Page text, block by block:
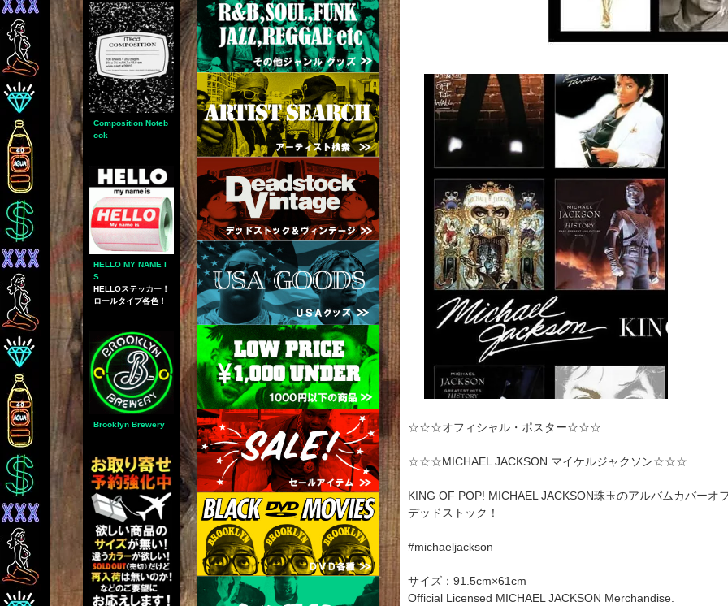
Composition Noteb
ook
HELLO MY NAME I
S
HELLOステッカー！
ロールタイプ各色！
Brooklyn Brewery ☆☆☆オフィシャル・ポスター☆☆☆
☆☆☆MICHAEL JACKSON マイケルジャクソン☆☆☆
KING OF POP! MICHAEL JACKSON珠玉のアルバムカバーオ
デッドストック！
#michaeljackson
サイズ：91.5cm×61cm
Official Licensed MICHAEL JACKSON Merchandise.